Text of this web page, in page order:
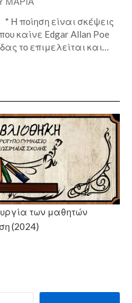
ποίηση είναι σκέψεις
καίνε Edgar Allan Poe
το επιμελείται και…
των μαθητών
(2024)